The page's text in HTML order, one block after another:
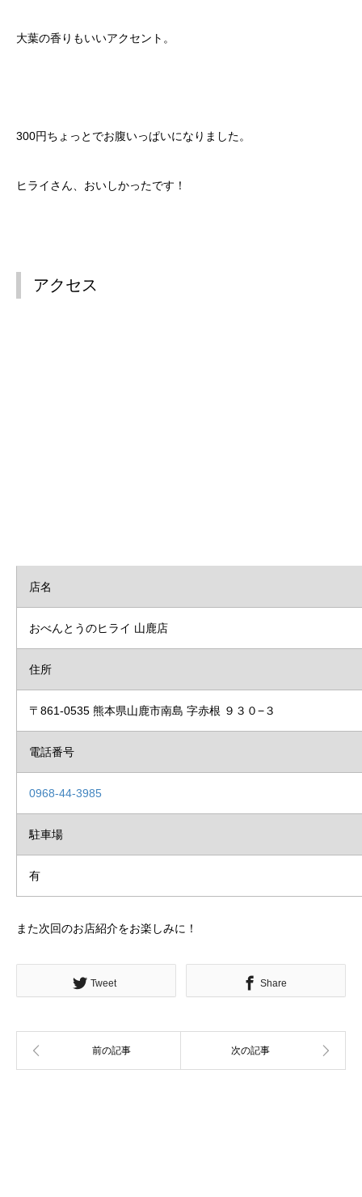
大葉の香りもいいアクセント。
300円ちょっとでお腹いっぱいになりました。
ヒライさん、おいしかったです！
アクセス
店名
おべんとうのヒライ 山鹿店
住所
〒861-0535 熊本県山鹿市南島 字赤根 ９３０−３
電話番号
0968-44-3985
駐車場
有
また次回のお店紹介をお楽しみに！
Tweet Share